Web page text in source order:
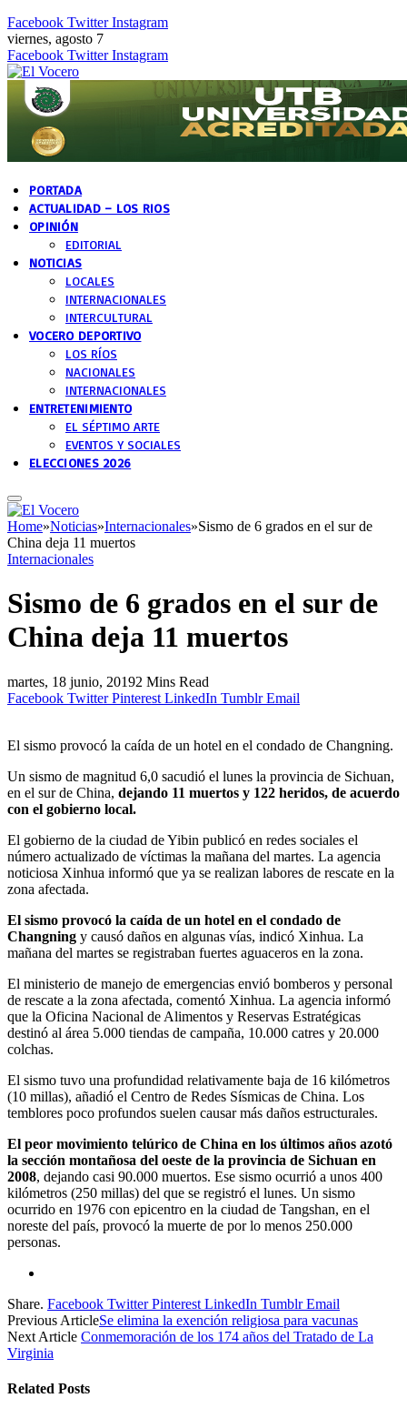
Facebook Twitter Instagram
viernes, agosto 7
Facebook Twitter Instagram
PORTADA
ACTUALIDAD – LOS RIOS
OPINIÓN
EDITORIAL
NOTICIAS
LOCALES
INTERNACIONALES
INTERCULTURAL
VOCERO DEPORTIVO
LOS RÍOS
NACIONALES
INTERNACIONALES
ENTRETENIMIENTO
EL SÉPTIMO ARTE
EVENTOS Y SOCIALES
ELECCIONES 2026
Home»Noticias»Internacionales»Sismo de 6 grados en el sur de
China deja 11 muertos
Internacionales
Sismo de 6 grados en el sur de
China deja 11 muertos
martes, 18 junio, 20192 Mins Read
Facebook Twitter Pinterest LinkedIn Tumblr Email
El sismo provocó la caída de un hotel en el condado de Changning.
Un sismo de magnitud 6,0 sacudió el lunes la provincia de Sichuan,
en el sur de China, dejando 11 muertos y 122 heridos, de acuerdo
con el gobierno local.
El gobierno de la ciudad de Yibin publicó en redes sociales el
número actualizado de víctimas la mañana del martes. La agencia
noticiosa Xinhua informó que ya se realizan labores de rescate en la
zona afectada.
El sismo provocó la caída de un hotel en el condado de
Changning y causó daños en algunas vías, indicó Xinhua. La
mañana del martes se registraban fuertes aguaceros en la zona.
El ministerio de manejo de emergencias envió bomberos y personal
de rescate a la zona afectada, comentó Xinhua. La agencia informó
que la Oficina Nacional de Alimentos y Reservas Estratégicas
destinó al área 5.000 tiendas de campaña, 10.000 catres y 20.000
colchas.
El sismo tuvo una profundidad relativamente baja de 16 kilómetros
(10 millas), añadió el Centro de Redes Sísmicas de China. Los
temblores poco profundos suelen causar más daños estructurales.
El peor movimiento telúrico de China en los últimos años azotó
la sección montañosa del oeste de la provincia de Sichuan en
2008, dejando casi 90.000 muertos. Ese sismo ocurrió a unos 400
kilómetros (250 millas) del que se registró el lunes. Un sismo
ocurrido en 1976 con epicentro en la ciudad de Tangshan, en el
noreste del país, provocó la muerte de por lo menos 250.000
personas.
Share. Facebook Twitter Pinterest LinkedIn Tumblr Email
Previous ArticleSe elimina la exención religiosa para vacunas
Next Article Conmemoración de los 174 años del Tratado de La
Virginia
Related Posts